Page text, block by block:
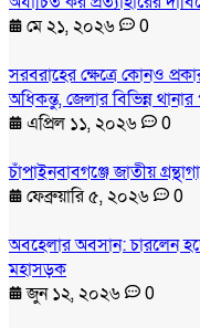
মে ২১, ২০২৬
0
সরবরাহের ক্ষেত্রে কোনও
অধিকন্তু, জেলার বিভিন্ন
এপ্রিল ১১, ২০২৬
0
চাঁপাইনবাবগঞ্জে জাতীয়
ফেব্রুয়ারি ৫, ২০২৬
0
অবহেলার অবসান: চারলেন
মহাসড়ক
জুন ১২, ২০২৬
0